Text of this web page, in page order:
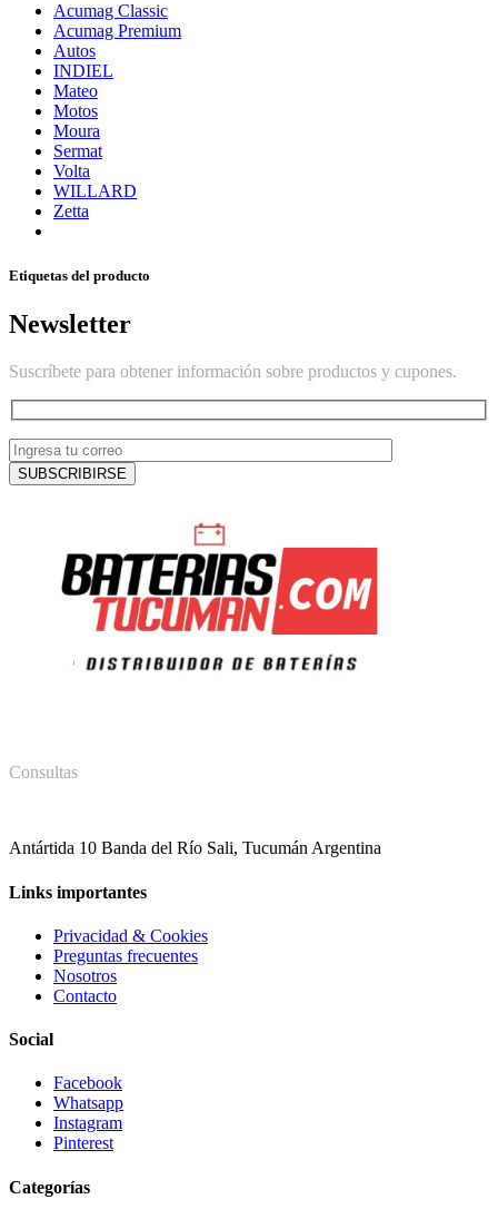
Acumag Classic
Acumag Premium
Autos
INDIEL
Mateo
Motos
Moura
Sermat
Volta
WILLARD
Zetta
Etiquetas del producto
Newsletter
Suscríbete para obtener información sobre productos y cupones.
Consultas
Antártida 10 Banda del Río Sali, Tucumán Argentina
Links importantes
Privacidad & Cookies
Preguntas frecuentes
Nosotros
Contacto
Social
Facebook
Whatsapp
Instagram
Pinterest
Categorías